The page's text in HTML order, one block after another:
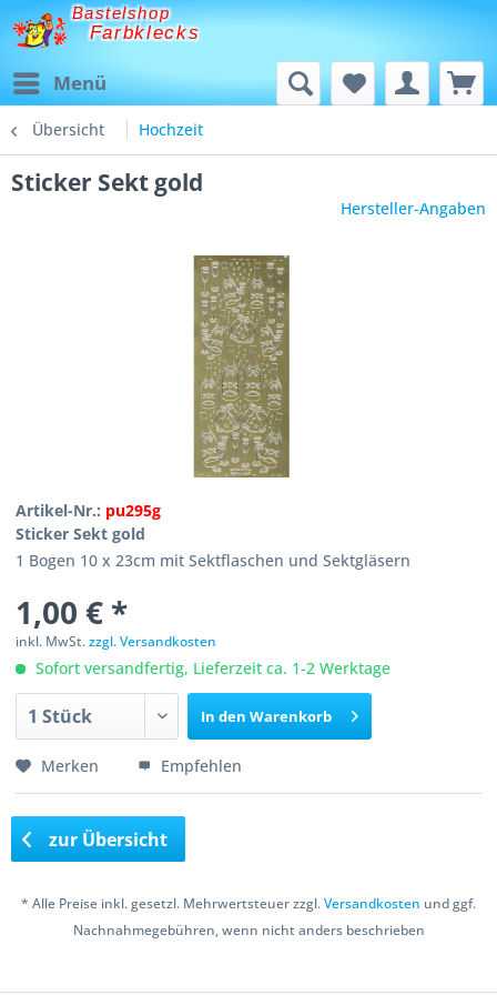
Bastelshop
Farbklecks
Menü
Übersicht Hochzeit
Sticker Sekt gold
Hersteller-Angaben
Artikel-Nr.: pu295g
Sticker Sekt gold
1 Bogen 10 x 23cm mit Sektflaschen und Sektgläsern
1,00 € *
inkl. MwSt.zzgl. Versandkosten
Sofort versandfertig, Lieferzeit ca. 1-2 Werktage
In den Warenkorb
Merken Empfehlen
zur Übersicht
* Alle Preise inkl. gesetzl. Mehrwertsteuer zzgl.Versandkosten und ggf.
Nachnahmegebühren, wenn nicht anders beschrieben